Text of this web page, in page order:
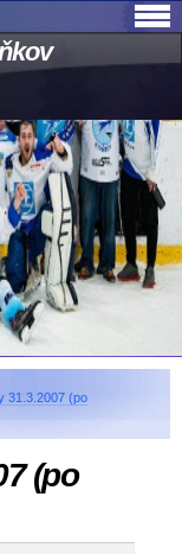
31.3.2007 (po
(po